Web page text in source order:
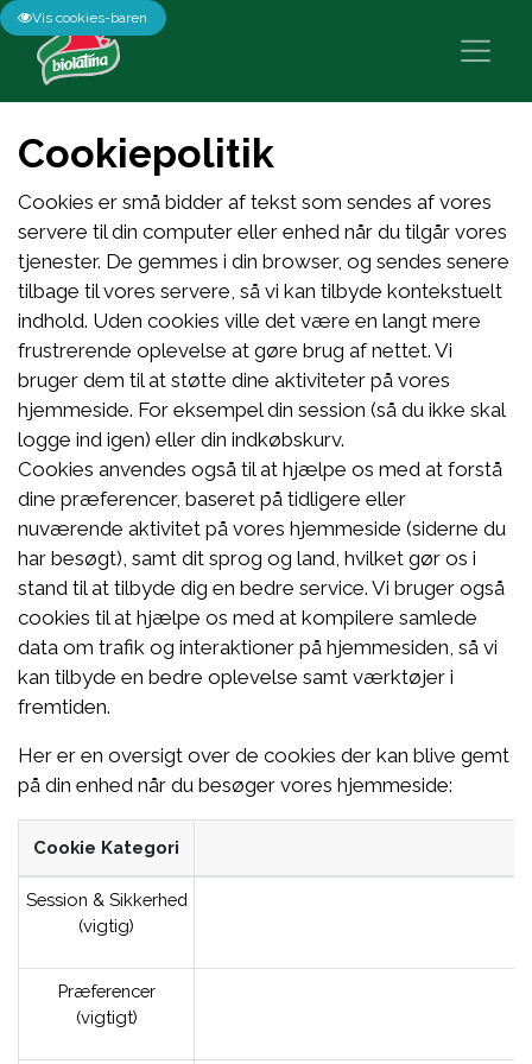
Cookiepolitik
Cookies er små bidder af tekst som sendes af vores
servere til din computer eller enhed når du tilgår vores
tjenester. De gemmes i din browser, og sendes senere
tilbage til vores servere, så vi kan tilbyde kontekstuelt
indhold. Uden cookies ville det være en langt mere
frustrerende oplevelse at gøre brug af nettet. Vi
bruger dem til at støtte dine aktiviteter på vores
hjemmeside. For eksempel din session (så du ikke skal
logge ind igen) eller din indkøbskurv.
Cookies anvendes også til at hjælpe os med at forstå
dine præferencer, baseret på tidligere eller
nuværende aktivitet på vores hjemmeside (siderne du
har besøgt), samt dit sprog og land, hvilket gør os i
stand til at tilbyde dig en bedre service. Vi bruger også
cookies til at hjælpe os med at kompilere samlede
data om trafik og interaktioner på hjemmesiden, så vi
kan tilbyde en bedre oplevelse samt værktøjer i
fremtiden.
Her er en oversigt over de cookies der kan blive gemt
på din enhed når du besøger vores hjemmeside:
Cookie Kategori
Session & Sikkerhed
(vigtig)
Præferencer
(vigtigt)
Vis cookies-baren